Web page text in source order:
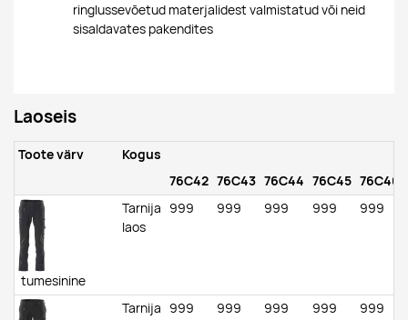
ringlussevõetud materjalidest valmistatud või neid
sisaldavates pakendites
Laoseis
Toote värv
Kogus
76C42 76C43 76C44 76C45 76C46
tumesinine
Tarnija
laos
999 999 999 999 999
Tarnija
999 999 999 999 999